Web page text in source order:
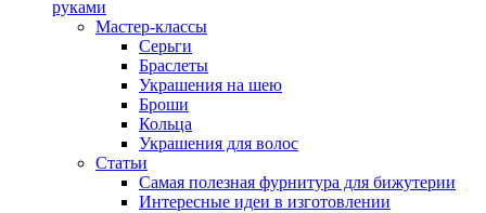
руками
Мастер-классы
Серьги
Браслеты
Украшения на шею
Броши
Кольца
Украшения для волос
Статьи
Самая полезная фурнитура для бижутерии
Интересные идеи в изготовлении